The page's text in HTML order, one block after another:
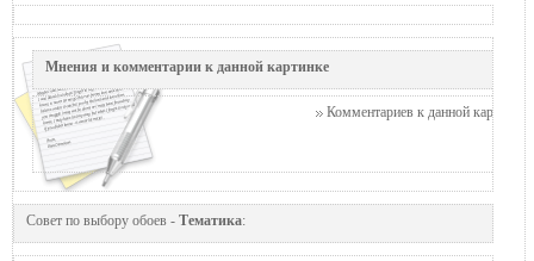
Мнения и комментарии к данной картинке
Комментариев к данной картинке
Совет по выбору обоев - Тематика: